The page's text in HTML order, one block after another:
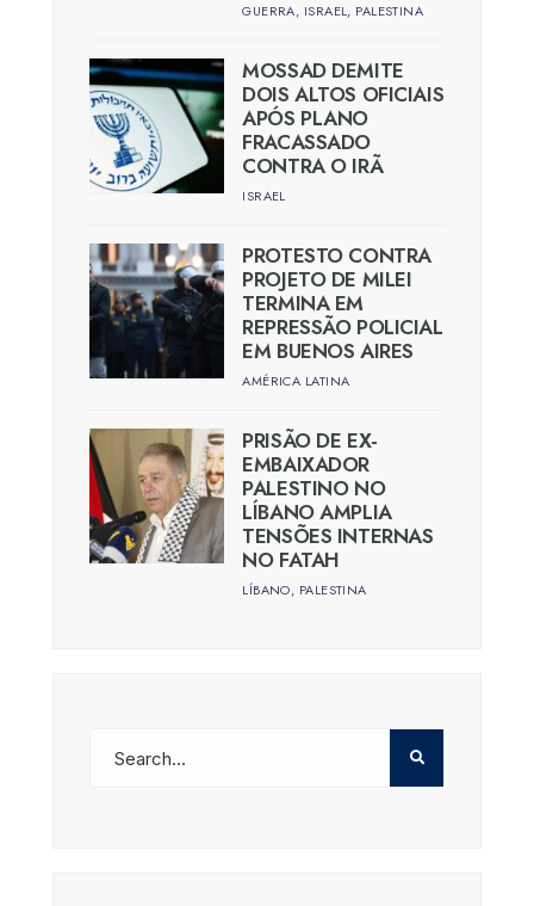
GUERRA, ISRAEL, PALESTINA
MOSSAD DEMITE
DOIS ALTOS OFICIAIS
APÓS PLANO
FRACASSADO
CONTRA O IRÃ
ISRAEL
PROTESTO CONTRA
PROJETO DE MILEI
TERMINA EM
REPRESSÃO POLICIAL
EM BUENOS AIRES
AMÉRICA LATINA
PRISÃO DE EX-
EMBAIXADOR
PALESTINO NO
LÍBANO AMPLIA
TENSÕES INTERNAS
NO FATAH
LÍBANO, PALESTINA